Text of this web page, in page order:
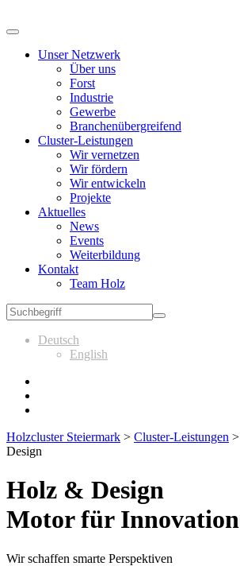
Unser Netzwerk
Über uns
Forst
Industrie
Gewerbe
Branchenübergreifend
Cluster-Leistungen
Wir vernetzen
Wir fördern
Wir entwickeln
Projekte
Aktuelles
News
Events
Weiterbildung
Kontakt
Team Holz
Deutsch
English
Holzcluster Steiermark > Cluster-Leistungen >
Design
Holz & Design
Motor für Innovation
Wir schaffen smarte Perspektiven